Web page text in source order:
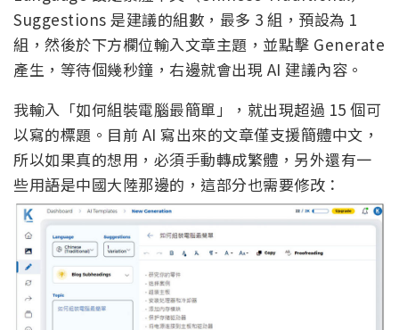
Suggestions 是建議的組數，最多 3 組，預設為 1
組，然後於下方欄位輸入文章主題，並點擊 Generate
產生，等待個幾秒鐘，右邊就會出現 AI 建議內容。
我輸入「如何組裝電腦最簡單」，就出現超過 15 個可
以寫的標題。目前 AI 寫出來的文章僅支援簡體中文，
所以如果真的想用，必須手動轉成繁體，另外還有一
些用語是中國大陸那邊的，這部分也需要修改：